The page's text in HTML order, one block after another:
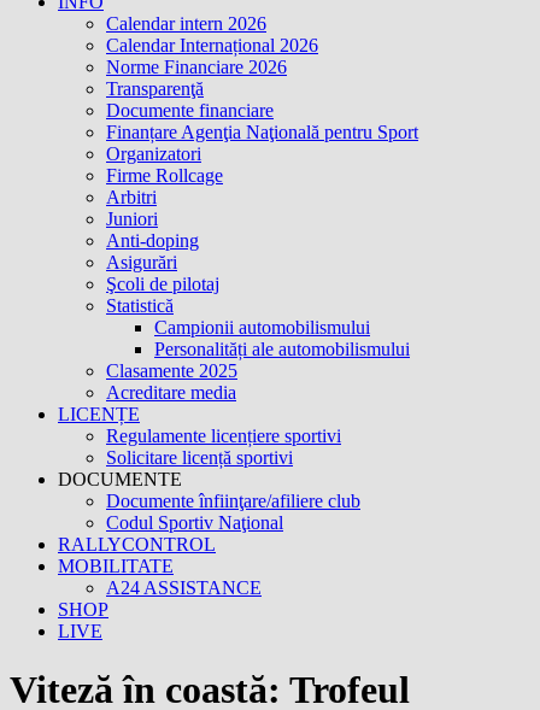
Calendar intern 2026
Calendar Internațional 2026
Norme Financiare 2026
Transparenţă
Documente financiare
Finanțare Agenţia Naţională pentru Sport
Organizatori
Firme Rollcage
Arbitri
Juniori
Anti-doping
Asigurări
Şcoli de pilotaj
Statistică
Campionii automobilismului
Personalități ale automobilismului
Clasamente 2025
Acreditare media
LICENȚE
Regulamente licențiere sportivi
Solicitare licență sportivi
DOCUMENTE
Documente înfiinţare/afiliere club
Codul Sportiv Naţional
RALLYCONTROL
MOBILITATE
A24 ASSISTANCE
SHOP
LIVE
Viteză în coastă: Trofeul